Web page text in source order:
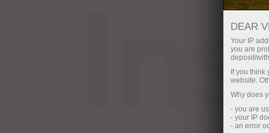
DEAR
Your IP
you are
deposit/
If you
website.
Why does
- you are
- your IP
- an error